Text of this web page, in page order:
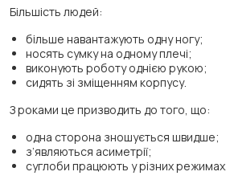
Більшість людей:
більше навантажують одну ногу;
носять сумку на одному плечі;
виконують роботу однією рукою;
сидять зі зміщенням корпусу.
З роками це призводить до того, що:
одна сторона зношується швидше;
з’являються асиметрії;
суглоби працюють у різних режимах.